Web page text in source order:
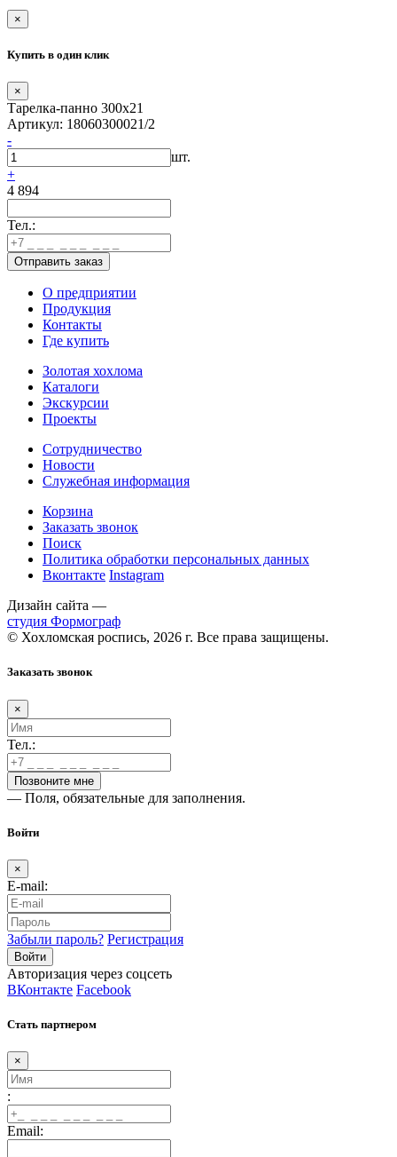
×
Купить в один клик
×
Тарелка-панно 300х21
Артикул: 18060300021/2
-
шт.
+
4 894
Тел.:
О предприятии
Продукция
Контакты
Где купить
Золотая хохлома
Каталоги
Экскурсии
Проекты
Сотрудничество
Новости
Служебная информация
Корзина
Заказать звонок
Поиск
Политика обработки персональных данных
Вконтакте Instagram
Дизайн сайта —
студия Формограф
© Хохломская роспись, 2026 г. Все права защищены.
Заказать звонок
×
Тел.:
— Поля, обязательные для заполнения.
Войти
×
E-mail:
Забыли пароль? Регистрация
Авторизация через соцсеть
ВКонтакте Facebook
Стать партнером
×
:
Email: